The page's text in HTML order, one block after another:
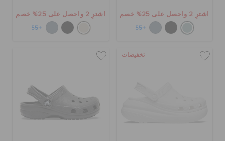
اشترِ 2 واحصل على 25% خصم
+55
اشترِ 2 واحصل على 25% خصم
+55
تخفيضات